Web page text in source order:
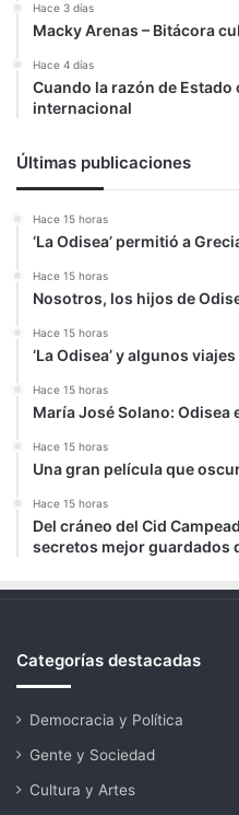
Hace 3 días
Macky Arenas – Bitácora
Hace 4 días
Cuando la razón de
internacional
Últimas publicaciones
Hace 15 horas
‘La Odisea’ permitió a
Hace 15 horas
Nosotros, los hijos de
Hace 15 horas
‘La Odisea’ y algunos
Hace 15 horas
María José Solano: Odisea
Hace 15 horas
Una gran película que
Hace 15 horas
Del cráneo del Cid
secretos mejor guardados
Categorías destacadas
Democracia y Política
Gente y Sociedad
Cultura y Artes